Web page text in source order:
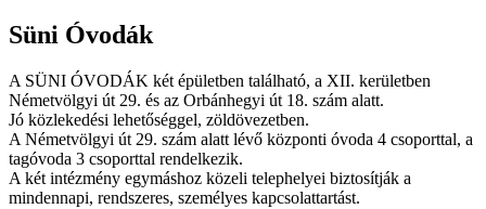
Süni Óvodák
A SÜNI ÓVODÁK két épületben található, a XII. kerületben
Németvölgyi út 29. és az Orbánhegyi út 18. szám alatt.
Jó közlekedési lehetőséggel, zöldövezetben.
A Németvölgyi út 29. szám alatt lévő központi óvoda 4 csoporttal, a
tagóvoda 3 csoporttal rendelkezik.
A két intézmény egymáshoz közeli telephelyei biztosítják a
mindennapi, rendszeres, személyes kapcsolattartást.